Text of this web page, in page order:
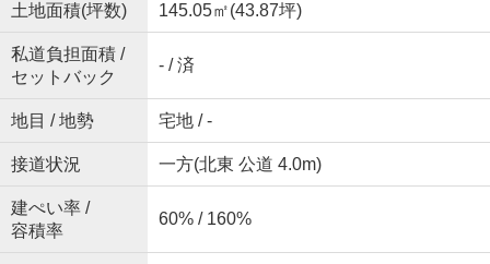
土地面積(坪数) 145.05㎡(43.87坪)
私道負担面積 /
セットバック
- / 済
地目 / 地勢 宅地 / -
接道状況 一方(北東 公道 4.0m)
建ぺい率 /
容積率
60% / 160%